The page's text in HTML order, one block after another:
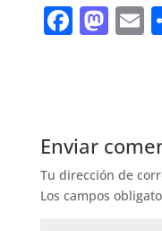
F
b
o
o
M
d
o
n
E
Enviar
Tu dirección de
Los campos